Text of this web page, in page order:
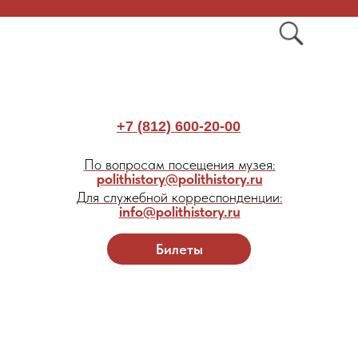
Билеты
+7 (812) 600-20-00
По вопросам посещения музея:
polithistory@polithistory.ru
Для служебной корреспонденции:
info@polithistory.ru